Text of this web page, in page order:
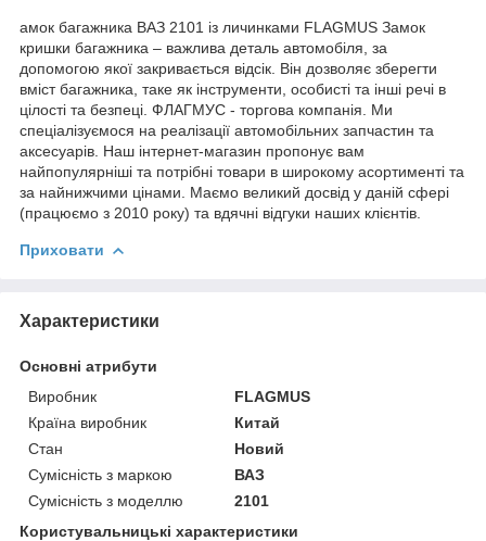
амок багажника ВАЗ 2101 із личинками FLAGMUS Замок
кришки багажника – важлива деталь автомобіля, за
допомогою якої закривається відсік. Він дозволяє зберегти
вміст багажника, таке як інструменти, особисті та інші речі в
цілості та безпеці. ФЛАГМУС - торгова компанія. Ми
спеціалізуємося на реалізації автомобільних запчастин та
аксесуарів. Наш інтернет-магазин пропонує вам
найпопулярніші та потрібні товари в широкому асортименті та
за найнижчими цінами. Маємо великий досвід у даній сфері
(працюємо з 2010 року) та вдячні відгуки наших клієнтів.
Приховати
Характеристики
Основні атрибути
Виробник
FLAGMUS
Країна виробник
Китай
Стан
Новий
Сумісність з маркою
ВАЗ
Сумісність з моделлю
2101
Користувальницькі характеристики